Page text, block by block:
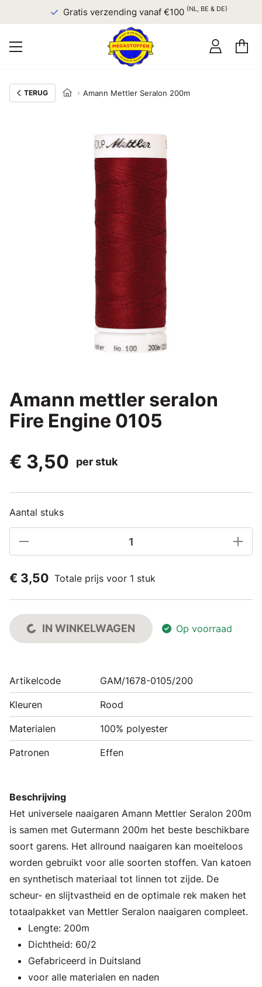
Gratis verzending vanaf €100 (NL, BE & DE)
TERUG Amann Mettler Seralon 200m
Amann mettler seralon
Fire Engine 0105
€ 3,50
per stuk
Aantal stuks
€ 3,50 Totale prijs voor 1 stuk
IN WINKELWAGEN Op voorraad
Artikelcode GAM/1678-0105/200
Kleuren Rood
Materialen 100% polyester
Patronen Effen
Beschrijving
Het universele naaigaren Amann Mettler Seralon 200m
is samen met Gutermann 200m het beste beschikbare
soort garens. Het allround naaigaren kan moeiteloos
worden gebruikt voor alle soorten stoffen. Van katoen
en synthetisch materiaal tot linnen tot zijde. De
scheur- en slijtvastheid en de optimale rek maken het
totaalpakket van Mettler Seralon naaigaren compleet.
Lengte: 200m
Dichtheid: 60/2
Gefabriceerd in Duitsland
voor alle materialen en naden